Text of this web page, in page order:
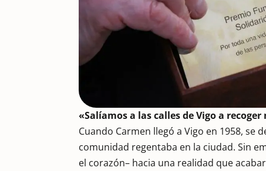
«Salíamos a las calles de Vigo a recoger
Cuando Carmen llegó a Vigo en 1958, se
comunidad regentaba en la ciudad. Sin
el corazón– hacia una realidad que